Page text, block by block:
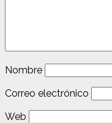
Nombre
Correo electrónico
Web